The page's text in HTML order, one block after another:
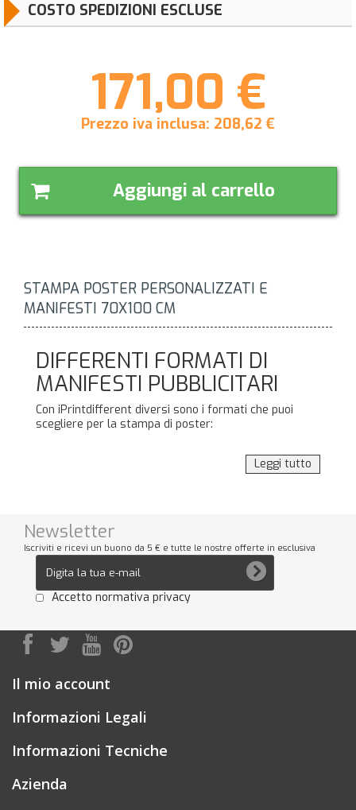
COSTO SPEDIZIONI ESCLUSE
171,00 €
Prezzo iva inclusa: 208,62€
Aggiungi al carrello
STAMPA POSTER PERSONALIZZATI E
MANIFESTI 70X100 CM
DIFFERENTI FORMATI DI
MANIFESTI PUBBLICITARI
Con iPrintdifferent diversi sono i formati che puoi
scegliere per la stampa di poster:
115 gr. , la quantità e tra diversi tempi di consegna (in
base alle tue esigenze e ai tempi di lavorazione del
prodotto).
Inoltre, con iPrintdifferent hai certezza di ricevere il
prodotto come lo hai ordinato, grazie alla verifica
poster 70x100, 100x140 o nei manifesti.
iPrintdifferent!
Leggi tutto
Newsletter
Iscriviti e ricevi un buono da 5 € e tutte le nostre offerte in esclusiva
Accetto normativa privacy
Il mio account
Informazioni Legali
Informazioni Tecniche
Azienda